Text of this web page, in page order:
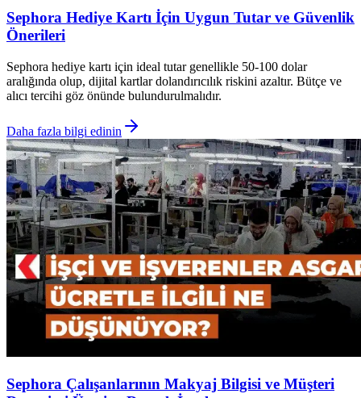
Sephora Hediye Kartı İçin Uygun Tutar ve Güvenlik
Önerileri
Sephora hediye kartı için ideal tutar genellikle 50-100 dolar
aralığında olup, dijital kartlar dolandırıcılık riskini azaltır. Bütçe ve
alıcı tercihi göz önünde bulundurulmalıdır.
Daha fazla bilgi edinin
Sephora Çalışanlarının Makyaj Bilgisi ve Müşteri